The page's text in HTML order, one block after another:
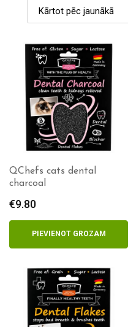
QChefs cats dental
charcoal
€9.80
PIEVIENOT GROZAM